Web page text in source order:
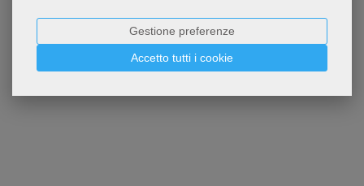
Accetto tutti i cookie
Gestione preferenze